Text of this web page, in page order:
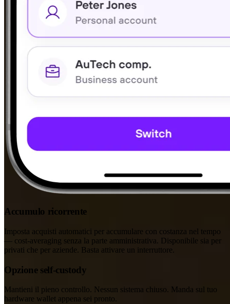
Accumulo ricorrente
Imposta acquisti automatici per accumulare con costanza nel tempo
— cost-averaging senza la parte amministrativa. Disponibile sia per
privati che per aziende. Basta attivare un interruttore.
Opzione self-custody
Mantieni il pieno controllo. Nessun sistema chiuso. Manda sul tuo
hardware wallet appena sei pronto.